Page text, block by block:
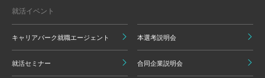
就活イベント
キャリアパーク就職エージェント 本選考説明会
就活セミナー 合同企業説明会